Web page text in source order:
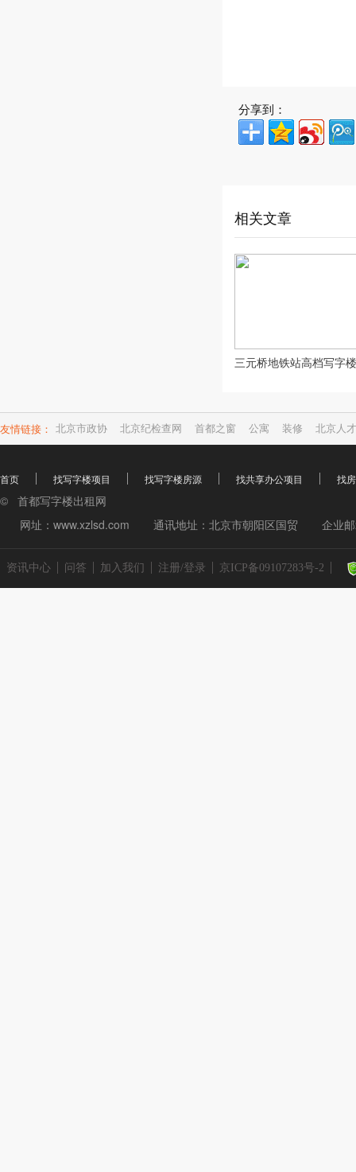
分享到：
相关文章
友情链接： 北京市政协 北京纪检查网 首都之窗 公寓 装修 北京人
首页 找写字楼项目 找写字楼房源 找共享办公项目 找
© 首都写字楼出租网
网址：www.xzlsd.com
通讯地址：北京市朝阳区国贸 企业
资讯中心 问答 加入我们 注册/登录 京ICP备09107283号-2